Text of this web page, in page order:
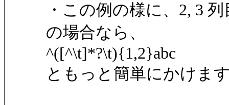
・この例の様に、2, 3
の場合なら、
^([^\t]*?\t){1,2}abc
ともっと簡単にかけま